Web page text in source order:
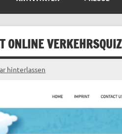
ONLINE VERKEHRSQUIZ
hinterlassen